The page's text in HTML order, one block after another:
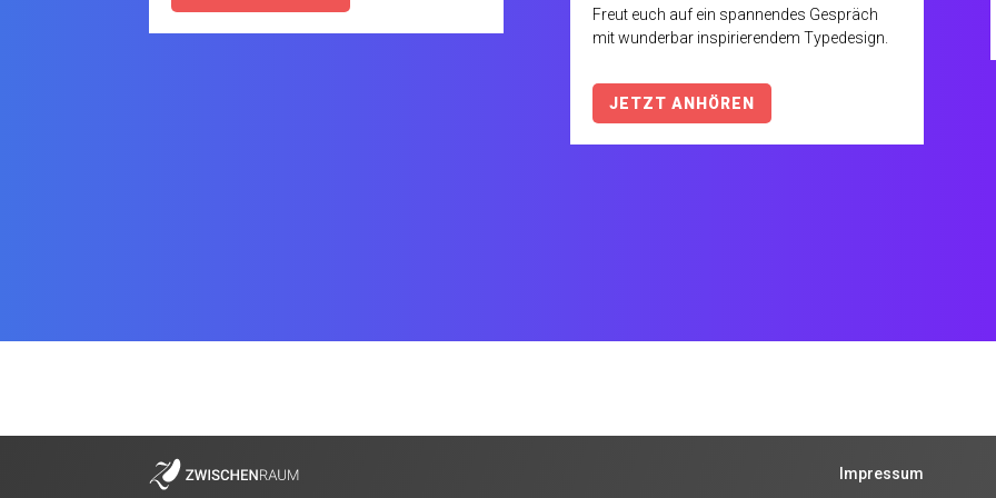
Freut euch auf ein spannendes Gespräch
mit wunderbar inspirierendem Typedesign.
JETZT ANHÖREN
Impressum